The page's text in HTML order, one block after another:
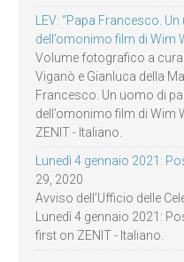
LEV: “Papa Francesco.
dell’omonimo film di Wim
Volume fotografico a
Viganò e Gianluca della
Francesco. Un uomo di
dell’omonimo film di Wim
ZENIT - Italiano.
Lunedì 4 gennaio 2021:
29, 2020
Avviso dell’Ufficio delle
Lunedì 4 gennaio 2021:
first on ZENIT - Italiano.